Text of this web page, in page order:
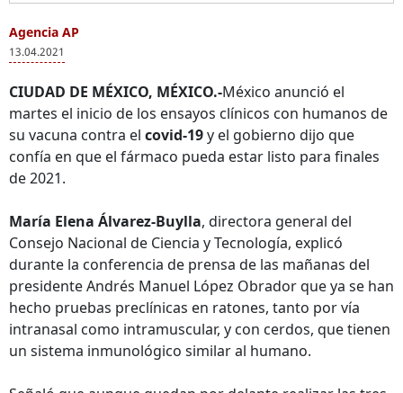
Agencia AP
13.04.2021
CIUDAD DE MÉXICO, MÉXICO.-México anunció el
martes el inicio de los ensayos clínicos con humanos de
su vacuna contra el covid-19y el gobierno dijo que
confía en que el fármaco pueda estar listo para finales
de 2021.
María Elena Álvarez-Buylla, directora general del
Consejo Nacional de Ciencia y Tecnología, explicó
durante la conferencia de prensa de las mañanas del
presidente Andrés Manuel López Obrador que ya se han
hecho pruebas preclínicas en ratones, tanto por vía
intranasal como intramuscular, y con cerdos, que tienen
un sistema inmunológico similar al humano.